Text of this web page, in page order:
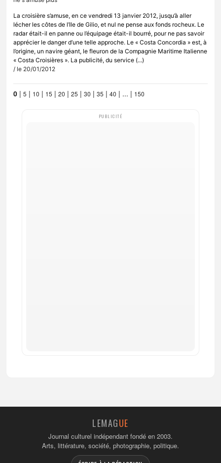
La croisière s’amuse, en ce vendredi 13 janvier 2012, jusqu’à aller
lécher les côtes de l’Ile de Gilio, et nul ne pense aux fonds rocheux. Le
radar était-il en panne ou l’équipage était-il bourré, pour ne pas savoir
apprécier le danger d’une telle approche. Le « Costa Concordia » est, à
l’origine, un navire géant, le fleuron de la Compagnie Maritime Italienne
« Costa Croisières ». La publicité, du service (...)
/ le 20/01/2012
0 | 5 | 10 | 15 | 20 | 25 | 30 | 35 | 40 | ... | 150
PUBLICITÉ
LEMAGUE
Journal culturel indépendant fondé en 2003.
Arts, littérature, société, photographie, politique.